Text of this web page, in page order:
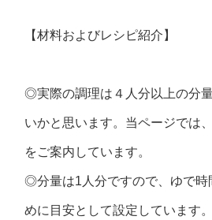
【材料およびレシピ紹介】
◎実際の調理は４人分以上の分
いかと思います。当ページでは
をご案内しています。
◎分量は1人分ですので、ゆで時
めに目安として設定しています。